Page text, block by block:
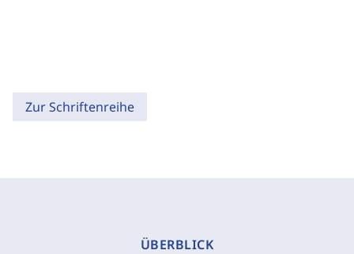
Zur Schriftenreihe
ÜBERBLICK